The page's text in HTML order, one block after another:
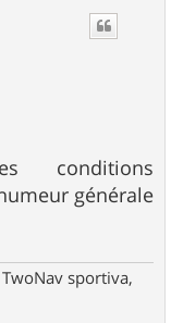
conditions
générale
sportiva,